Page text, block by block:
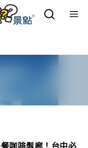
咖啡髮廊！台中必